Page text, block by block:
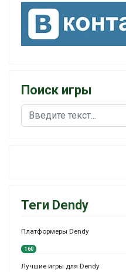
Поиск игры
Поиск
Теги Dendy
Платформеры Dendy
160
Лучшие игры для Dendy